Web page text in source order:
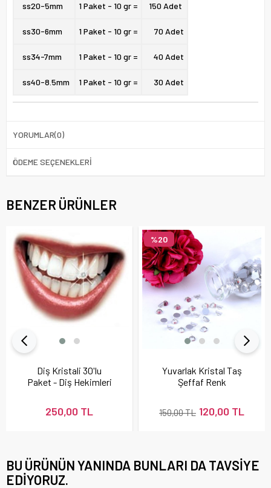
ss20-5mm 1 Paket - 10 gr = 150 Adet
ss30-6mm 1 Paket - 10 gr = 70 Adet
ss34-7mm 1 Paket - 10 gr = 40 Adet
ss40-8.5mm 1 Paket - 10 gr = 30 Adet
YORUMLAR(0)
ÖDEME SEÇENEKLERI
BENZER ÜRÜNLER
Diş Kristali 30'lu
Paket - Diş Hekimleri
250,00 TL
Yuvarlak Kristal Taş
Şeffaf Renk
120,00 TL
150,00 TL
%20
BU ÜRÜNÜN YANINDA BUNLARI DA TAVSIYE
EDIYORUZ.